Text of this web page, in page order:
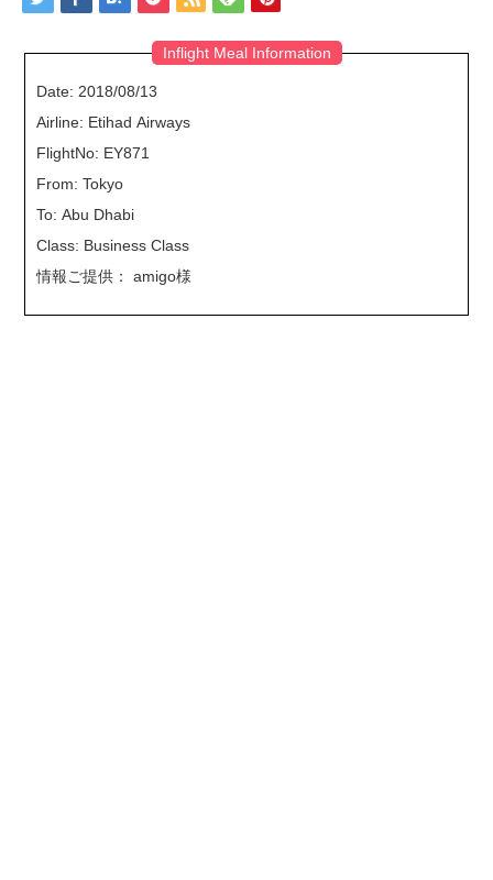
Inflight Meal Information
Date: 2018/08/13
Airline: Etihad Airways
FlightNo: EY871
From: Tokyo
To: Abu Dhabi
Class: Business Class
情報ご提供： amigo様